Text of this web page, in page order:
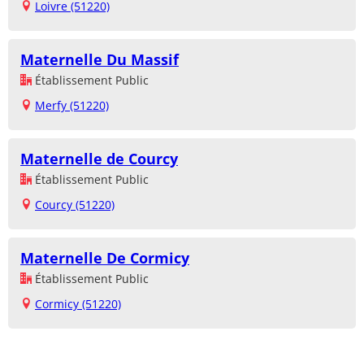
Loivre (51220)
Maternelle Du Massif
Établissement Public
Merfy (51220)
Maternelle de Courcy
Établissement Public
Courcy (51220)
Maternelle De Cormicy
Établissement Public
Cormicy (51220)